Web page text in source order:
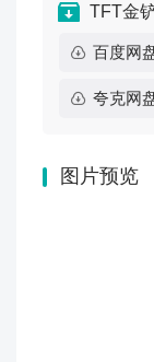
TFT金
百度网
夸克网
图片预览